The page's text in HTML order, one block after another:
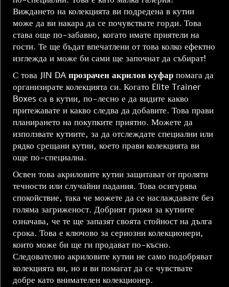
Виждането на колекцията ви подредена в кутии
може да ви накара да се почувствате горди. Това
става още по-забавно, когато имате приятели на
гости. Те ще бъдат впечатлени от това колко ефектно
изглежда и може би сами ще започнат да събират!
С това JIN DA прозрачен акрилов куфар помага да
организирате колекцията си. Когато Elite Trainer
Boxes са в кутии, по-лесно е да видите какво
притежавате и какво следва да добавите. Това прави
планирането на покупките приятно. Можете да
използвате кутиите, за да отслеждате специални или
рядко срещани кутии, което прави колекцията ви
още по-специална.
Освен това акриловите кутии защитават от проляти
течности или случайни падания. Това осигурява
спокойствие, така че можете да се наслаждавате без
голяма загриженост. Добрият грижи за кутиите
означава, че те ще запазят своята стойност на дълга
срока. Това е ключово за сериозни колекционери,
които може би ще ги продават по-късно.
Следователно акриловите кутии не само подобряват
колекцията ви, но и ви помагат да се чувствате
добре като внимателен колекционер.